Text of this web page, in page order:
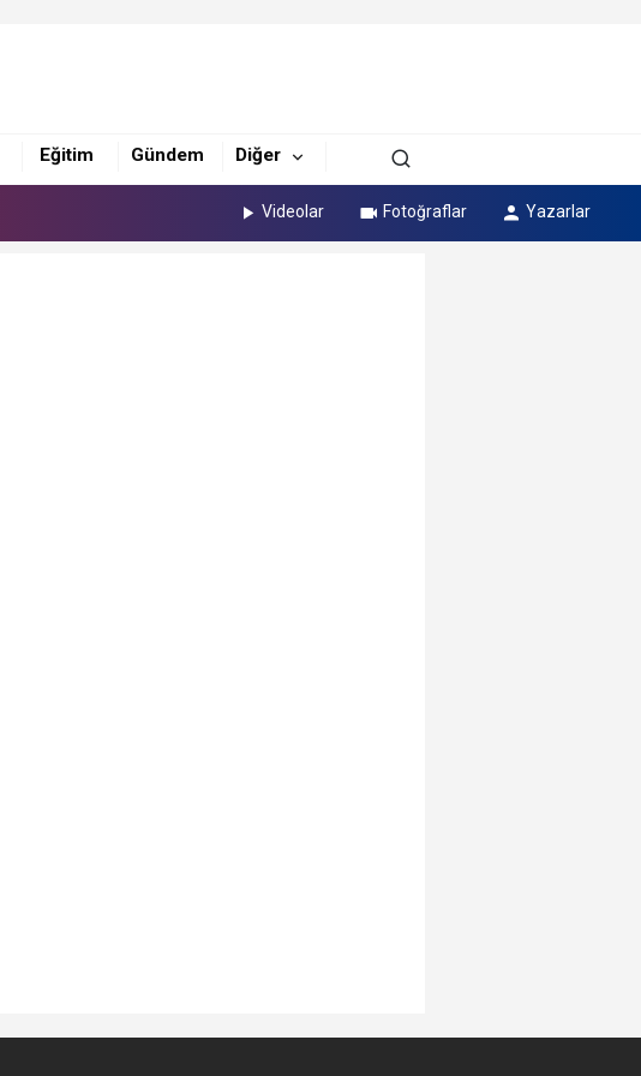
Eğitim Gündem Diğer
Videolar Fotoğraflar Yazarlar